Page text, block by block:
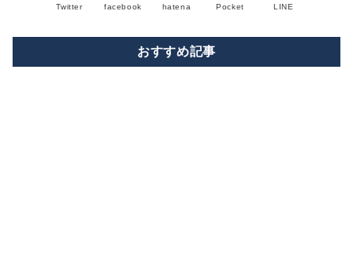
Twitter facebook hatena Pocket LINE
おすすめ記事